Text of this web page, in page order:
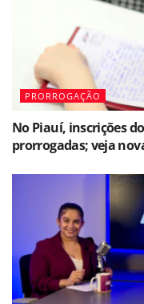
PRORROGAÇÃO
No Piauí, inscrições
prorrogadas; veja